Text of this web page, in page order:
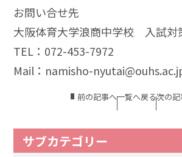
お問い合せ先
大阪体育大学浪商中学校 入試対
TEL：072-453-7972
Mail：namisho-
前の記事へ一覧へ戻る次の記
サブカテゴリー